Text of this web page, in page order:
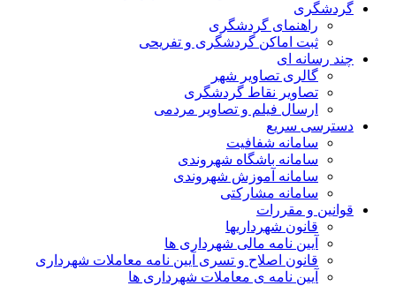
گردشگری
راهنمای گردشگری
ثبت اماکن گردشگری و تفریحی
چند رسانه ای
گالری تصاویر شهر
تصاویر نقاط گردشگری
ارسال فیلم و تصاویر مردمی
دسترسی سریع
سامانه شفافیت
سامانه باشگاه شهروندی
سامانه آموزش شهروندی
سامانه مشارکتی
قوانین و مقررات
قانون شهرداریها
آیین نامه مالی شهرداری ها
قانون اصلاح و تسری آیین نامه معاملات شهرداری
آیین نامه ی معاملات شهرداری ها